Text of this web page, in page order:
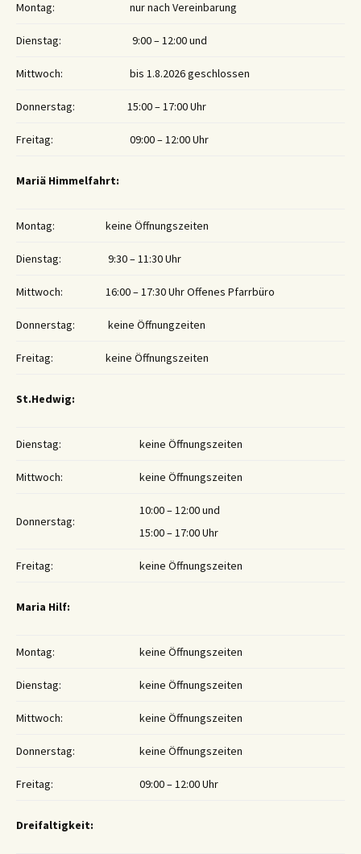
Montag: nur nach Vereinbarung
Dienstag: 9:00 – 12:00 und
Mittwoch: bis 1.8.2026 geschlossen
Donnerstag: 15:00 – 17:00 Uhr
Freitag: 09:00 – 12:00 Uhr
Mariä Himmelfahrt:
Montag: keine Öffnungszeiten
Dienstag: 9:30 – 11:30 Uhr
Mittwoch: 16:00 – 17:30 Uhr Offenes Pfarrbüro
Donnerstag: keine Öffnungzeiten
Freitag: keine Öffnungszeiten
St.Hedwig:
Dienstag: keine Öffnungszeiten
Mittwoch: keine Öffnungszeiten
Donnerstag:
10:00 – 12:00 und
15:00 – 17:00 Uhr
Freitag: keine Öffnungszeiten
Maria Hilf:
Montag: keine Öffnungszeiten
Dienstag: keine Öffnungszeiten
Mittwoch: keine Öffnungszeiten
Donnerstag: keine Öffnungszeiten
Freitag: 09:00 – 12:00 Uhr
Dreifaltigkeit: